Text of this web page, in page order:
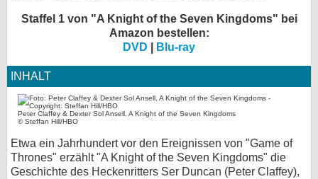
Staffel 1 von "A Knight of the Seven Kingdoms" bei
Amazon bestellen:
DVD
Blu-ray
INHALT
Peter Claffey & Dexter Sol Ansell, A Knight of the Seven Kingdoms
© Steffan Hill/HBO
Etwa ein Jahrhundert vor den Ereignissen von "Game of
Thrones" erzählt "A Knight of the Seven Kingdoms" die
Geschichte des Heckenritters Ser Duncan (Peter Claffey),
Nutzungsbedingungen
Datenschutz
myFanbase